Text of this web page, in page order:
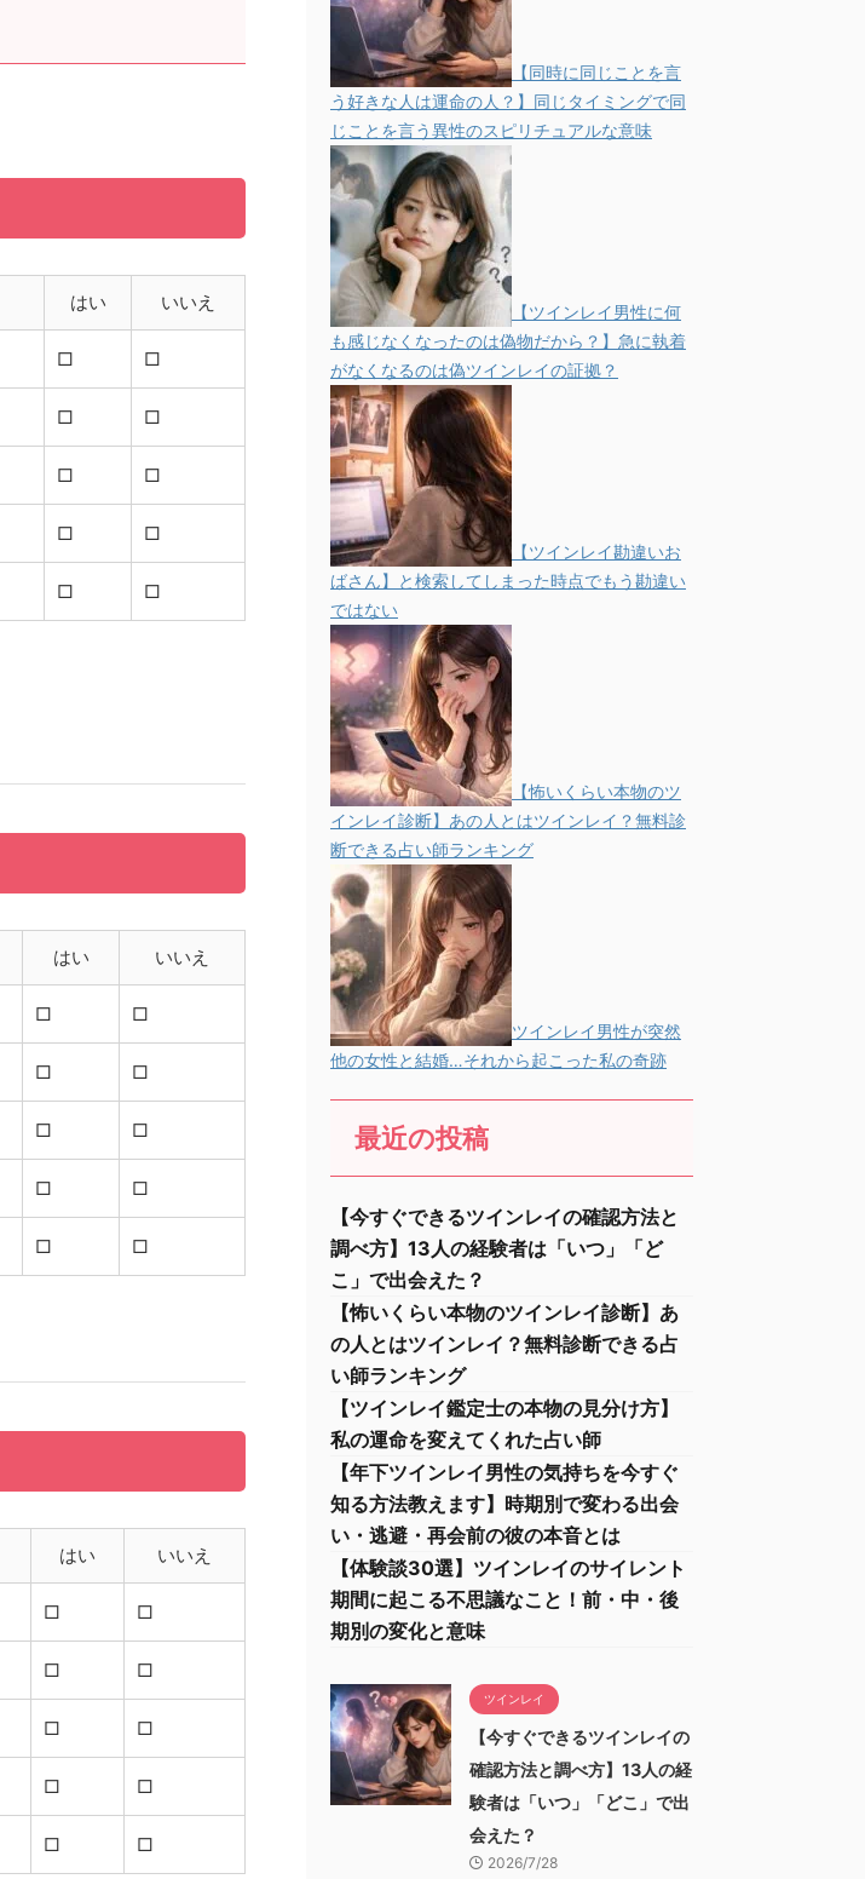
はい いいえ
□ □
□ □
□ □
□ □
□ □
はい いいえ
□ □
□ □
□ □
□ □
□ □
はい いいえ
□ □
□ □
□ □
□ □
□ □
【同時に同じことを言
う好きな人は運命の人？】同じタイミングで同
じことを言う異性のスピリチュアルな意味
【ツインレイ男性に何
も感じなくなったのは偽物だから？】急に執着
がなくなるのは偽ツインレイの証拠？
【ツインレイ勘違いお
ばさん】と検索してしまった時点でもう勘違い
ではない
【怖いくらい本物のツ
インレイ診断】あの人とはツインレイ？無料診
断できる占い師ランキング
ツインレイ男性が突然
他の女性と結婚…それから起こった私の奇跡
最近の投稿
【今すぐできるツインレイの確認方法と
調べ方】13人の経験者は「いつ」「ど
こ」で出会えた？
【怖いくらい本物のツインレイ診断】あ
の人とはツインレイ？無料診断できる占
い師ランキング
【ツインレイ鑑定士の本物の見分け方】
私の運命を変えてくれた占い師
【年下ツインレイ男性の気持ちを今すぐ
知る方法教えます】時期別で変わる出会
い・逃避・再会前の彼の本音とは
【体験談30選】ツインレイのサイレント
期間に起こる不思議なこと！前・中・後
期別の変化と意味
ツインレイ
【今すぐできるツインレイの
確認方法と調べ方】13人の経
験者は「いつ」「どこ」で出
会えた？
2026/7/28